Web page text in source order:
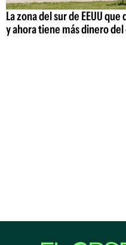
La zona del sur de EEUU
y ahora tiene más dinero